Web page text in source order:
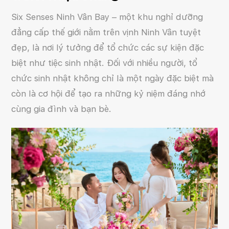
Six Senses Ninh Vân Bay – một khu nghỉ dưỡng
đẳng cấp thế giới nằm trên vịnh Ninh Vân tuyệt
đẹp, là nơi lý tưởng để tổ chức các sự kiện đặc
biệt như tiệc sinh nhật. Đối với nhiều người, tổ
chức sinh nhật không chỉ là một ngày đặc biệt mà
còn là cơ hội để tạo ra những kỷ niệm đáng nhớ
cùng gia đình và bạn bè.